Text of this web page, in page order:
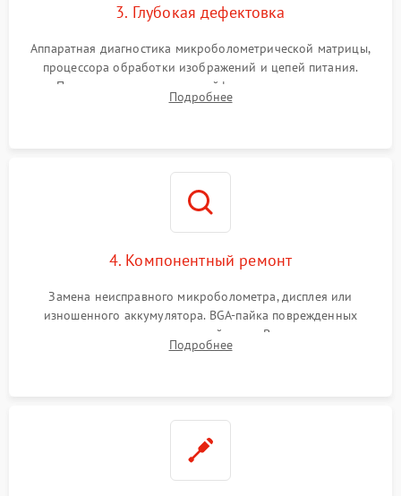
3. Глубокая дефектовка
Аппаратная диагностика микроболометрической матрицы,
процессора обработки изображений и цепей питания.
Проверка целостности шлейфов, модуля памяти и
интерфейсов связи. Выявление сгоревших SMD-компонентов
Подробнее
4. Компонентный ремонт
Замена неисправного микроболометра, дисплея или
изношенного аккумулятора. BGA-пайка поврежденных
контроллеров на материнской плате. Восстановление
разъемов и кнопок, замена поврежденных элементов
Подробнее